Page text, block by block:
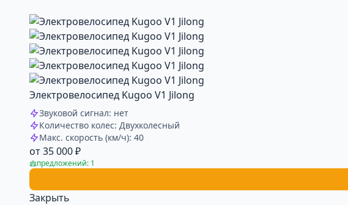
Электровелосипед Kugoo V1 Jilong
Звуковой сигнал: нет
Количество колес: Двухколесный
Макс. скорость (км/ч): 40
от 35 000 ₽
предложений: 1
Закрыть